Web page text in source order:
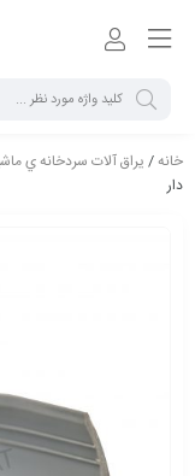
خانه/يراق آلات سردخانه ي
دار